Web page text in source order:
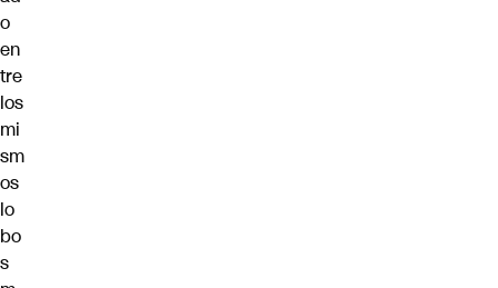
o
en
tre
los
mi
sm
os
lo
bo
s